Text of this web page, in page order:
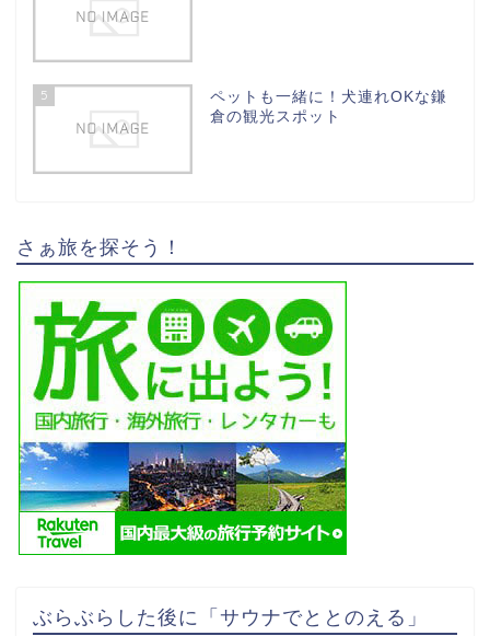
5
ペットも一緒に！犬連れOKな鎌
倉の観光スポット
さぁ旅を探そう！
ぶらぶらした後に「サウナでととのえる」